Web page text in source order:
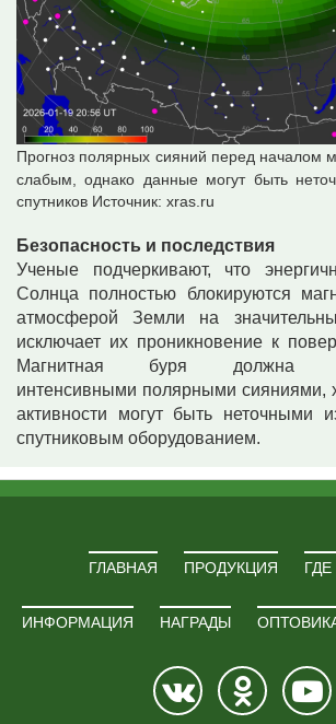
Прогноз полярных сияний перед началом
слабым, однако данные могут быть
спутников Источник: xras.ru
Безопасность и последствия
Ученые подчеркивают, что
Солнца полностью блокируются
атмосферой Земли на
исключает их проникновение к
Магнитная буря должна
интенсивными полярными сияниями,
активности могут быть неточными
спутниковым оборудованием.
ГЛАВНАЯ ПРОДУКЦИЯ
ИНФОРМАЦИЯ НАГРАДЫ